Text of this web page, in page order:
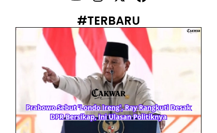
Baterai Apple Watch Cepat Boros? Ini Penyebab dan Cara Mengatasinya
HP Huawei Cepat Panas? Ini Penyebab Utama dan Cara Mengatasinya
HP Realme Kena Air Tidak Bisa Dicas? Jangan Langsung Charge, Ini Solusinya
Eks Jampidsus Febrie Adriansyah Tersangka Korupsi Asabri Tapi Masih Terima Gaji: Mengapa Begitu?
#TERBARU